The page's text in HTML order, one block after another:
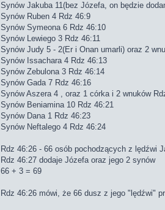
Synów Jakuba 11(bez Józefa, on będzie
Synów Ruben 4 Rdz 46:9
Synów Symeona 6 Rdz 46:10
Synów Lewiego 3 Rdz 46:11
Synów Judy 5 - 2(Er i Onan umarli) oraz 2
Synów Issachara 4 Rdz 46:13
Synów Zebulona 3 Rdz 46:14
Synów Gada 7 Rdz 46:16
Synów Aszera 4 , oraz 1 córka i 2 wnuków
Synów Beniamina 10 Rdz 46:21
Synów Dana 1 Rdz 46:23
Synów Neftalego 4 Rdz 46:24
Rdz 46:26 - 66 osób pochodzących z lędźwi
Rdz 46:27 dodaje Józefa oraz jego 2 synów
66 + 3 = 69
Rdz 46:26 mówi, że 66 dusz z jego "lędźwi"